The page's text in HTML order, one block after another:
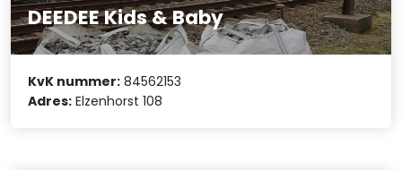
DEEDEE Kids & Baby
KvK nummer: 84562153
Adres: Elzenhorst 108